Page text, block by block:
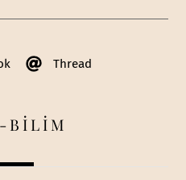
Thread
BİLİM